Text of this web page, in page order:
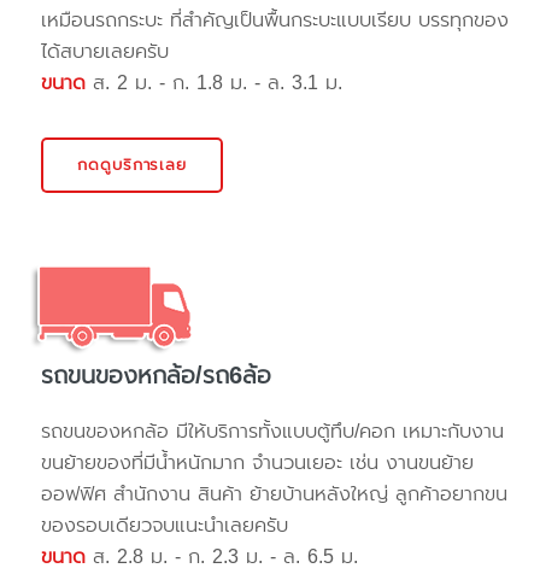
เหมือนรถกระบะ ที่สำคัญเป็นพื้นกระบะแบบเรียบ บรรทุกของ
ได้สบายเลยครับ
ขนาด ส. 2 ม. - ก. 1.8 ม. - ล. 3.1 ม.
กดดูบริการเลย
รถขนของหกล้อ/รถ6ล้อ
รถขนของหกล้อ มีให้บริการทั้งแบบตู้ทึบ/คอก เหมาะกับงาน
ขนย้ายของที่มีน้ำหนักมาก จำนวนเยอะ เช่น งานขนย้าย
ออฟฟิศ สำนักงาน สินค้า ย้ายบ้านหลังใหญ่ ลูกค้าอยากขน
ของรอบเดียวจบแนะนำเลยครับ
ขนาด ส. 2.8 ม. - ก. 2.3 ม. - ล. 6.5 ม.